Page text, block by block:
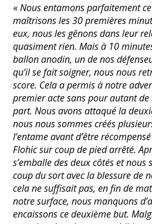
«Nous entamons parfaitement
maîtrisons les 30 premières
eux, nous les gênons dans leur
quasiment rien. Mais à 10
ballon anodin, un de nos
qu’il se fait soigner, nous nous
score. Cela a permis à notre
premier acte sans pour autant
part. Nous avons attaqué la
nous nous sommes créés
l’entame avant d’être
Flohic sur coup de pied arrêté.
s’emballe des deux côtés et
coup du sort avec la blessure de
cela ne suffisait pas, en fin de
notre surface, nous manquons
encaissons ce deuxième but.